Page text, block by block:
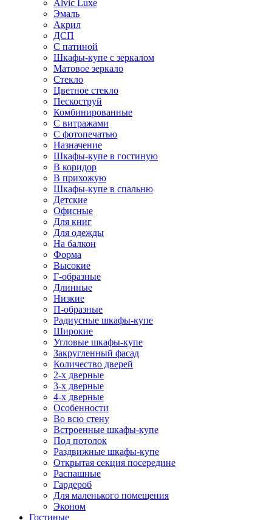
Alvic Luxe
Эмаль
Акрил
ДСП
С патиной
Шкафы-купе с зеркалом
Матовое зеркало
Стекло
Цветное стекло
Пескоструй
Комбинированные
С витражами
С фотопечатью
Назначение
Шкафы-купе в гостиную
В коридор
В прихожую
Шкафы-купе в спальню
Детские
Офисные
Для книг
Для одежды
На балкон
Форма
Высокие
Г-образные
Длинные
Низкие
П-образные
Радиусные шкафы-купе
Широкие
Угловые шкафы-купе
Закругленный фасад
Количество дверей
2-х дверные
3-х дверные
4-х дверные
Особенности
Во всю стену
Встроенные шкафы-купе
Под потолок
Раздвижные шкафы-купе
Открытая секция посередине
Распашные
Гардероб
Для маленького помещения
Эконом
Гостиные